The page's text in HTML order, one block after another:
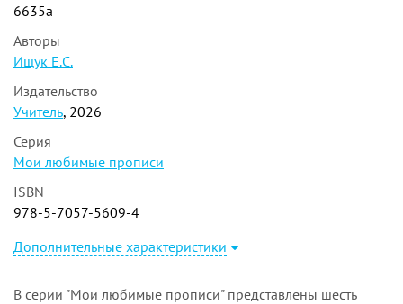
6635а
Авторы
Ищук Е.С.
Издательство
Учитель, 2026
Серия
Мои любимые прописи
ISBN
978-5-7057-5609-4
Дополнительные характеристики
В серии "Мои любимые прописи" представлены шесть